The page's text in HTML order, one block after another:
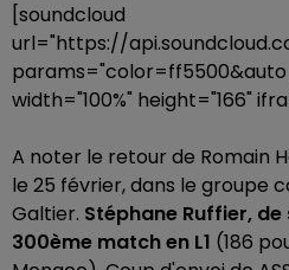
[soundcloud
url="https://
width="100%" height="166"
A noter le retour de Romain
le 25 février, dans le groupe
Galtier. Stéphane Ruffier,
300ème match en L1 (186